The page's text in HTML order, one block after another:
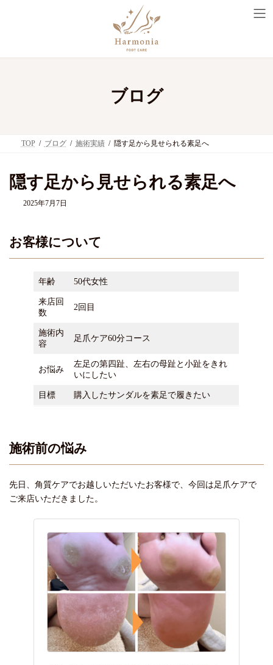
ブログ
TOP ブログ 施術実績 隠す足から見せられる素足へ
隠す足から見せられる素足へ
2025年7月7日
お客様について
年齢 50代女性
来店回
数
2回目
施術内
容
足爪ケア60分コース
お悩み
左足の第四趾、左右の母趾と小趾をきれ
いにしたい
目標 購入したサンダルを素足で履きたい
施術前の悩み
先日、角質ケアでお越しいただいたお客様で、今回は足爪ケアで
ご来店いただきました。